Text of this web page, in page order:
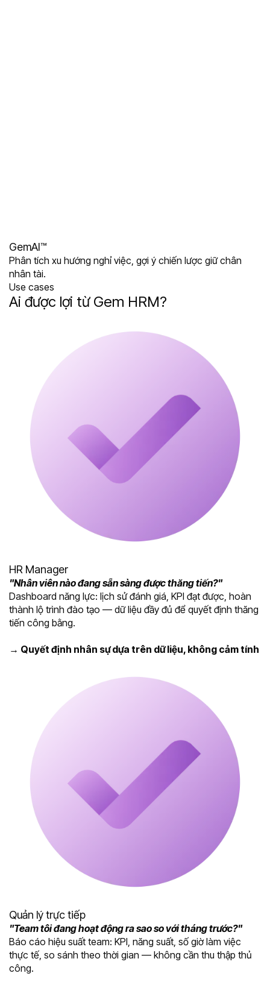
GemAI™
Phân tích xu hướng nghỉ việc, gợi ý chiến lược giữ chân
nhân tài.
Use cases
Ai được lợi từ Gem HRM?
HR Manager
"Nhân viên nào đang sẵn sàng được thăng tiến?"
Dashboard năng lực: lịch sử đánh giá, KPI đạt được, hoàn
thành lộ trình đào tạo — dữ liệu đầy đủ để quyết định thăng
tiến công bằng.
→ Quyết định nhân sự dựa trên dữ liệu, không cảm tính
Quản lý trực tiếp
"Team tôi đang hoạt động ra sao so với tháng trước?"
Báo cáo hiệu suất team: KPI, năng suất, số giờ làm việc
thực tế, so sánh theo thời gian — không cần thu thập thủ
công.